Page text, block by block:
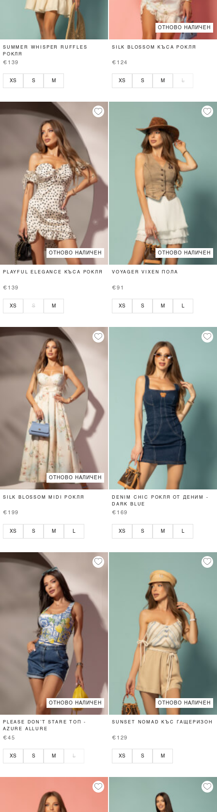
SUMMER WHISPER RUFFLES
РОКЛЯ
€139
XS S M
ОТНОВО НАЛИЧЕН
SILK BLOSSOM КЪСА РОКЛЯ
€124
XS S M L
ОТНОВО НАЛИЧЕН
PLAYFUL ELEGANCE КЪСА РОКЛЯ
€139
XS S M
ОТНОВО НАЛИЧЕН
VOYAGER VIXEN ПОЛА
€91
XS S M
ОТНОВО НАЛИЧЕН
SILK BLOSSOM MIDI РОКЛЯ
€199
XS S M
DENIM CHIC РОКЛЯ ОТ ДЕНИМ -
DARK BLUE
€169
XS S M
ОТНОВО НАЛИЧЕН
PLEASE DON’T STARE ТОП -
AZURE ALLURE
€45
XS S M L
ОТНОВО НАЛИЧЕН
SUNSET NOMAD КЪС ГАЩЕРИЗОН
€129
XS S M